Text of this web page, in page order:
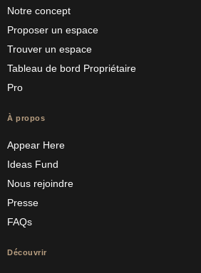
Notre concept
Proposer un espace
Trouver un espace
Tableau de bord Propriétaire
Pro
À propos
Appear Here
Ideas Fund
Nous rejoindre
Presse
FAQs
Découvrir